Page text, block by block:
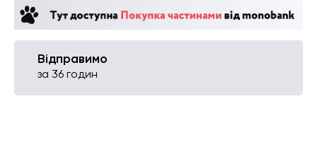
Відправимо
за 36 годин